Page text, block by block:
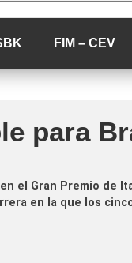
FIM – CEV
para
el Gran Premio de
en la que los